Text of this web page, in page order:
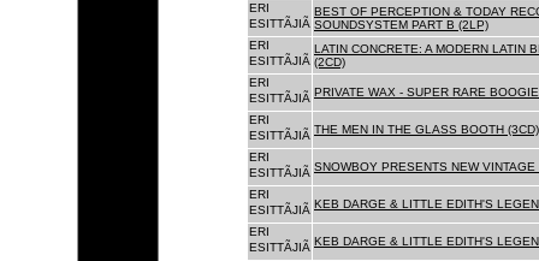
ERI
ESITTÃJIÃ
BEST OF PERCEPTION & TODAY
SOUNDSYSTEM PART B (2LP)
ERI
ESITTÃJIÃ
LATIN CONCRETE: A MODERN LATIN
(2CD)
ERI
ESITTÃJIÃ PRIVATE WAX - SUPER RARE
ERI
ESITTÃJIÃ THE MEN IN THE GLASS BOOTH (3CD)
ERI
ESITTÃJIÃ SNOWBOY PRESENTS NEW VINTAGE
ERI
ESITTÃJIÃ KEB DARGE & LITTLE EDITH'S
ERI
ESITTÃJIÃ KEB DARGE & LITTLE EDITH'S